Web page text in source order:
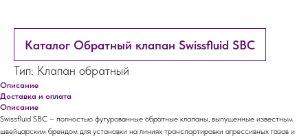
Каталог Обратный клапан Swissfluid SBC
Тип: Клапан обратный
Описание
Доставка и оплата
Описание
Swissfluid SBC – полностью футурованные обратные клапаны, выпущенные известным
швейцарским брендом для установки на линиях транспортировки агрессивных газов и